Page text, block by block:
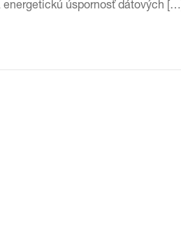
úspornosť dátových […]